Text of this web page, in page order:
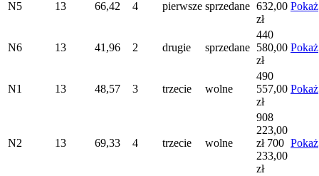
N5 13 66,42 4 pierwsze sprzedane 632,00
zł
Pokaż
N6 13 41,96 2 drugie sprzedane
440
580,00
zł
Pokaż
N1 13 48,57 3 trzecie wolne
490
557,00
zł
Pokaż
N2 13 69,33 4 trzecie wolne
908
223,00
zł700
233,00
zł
Pokaż